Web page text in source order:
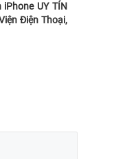
UY TÍN
Điện Thoại,